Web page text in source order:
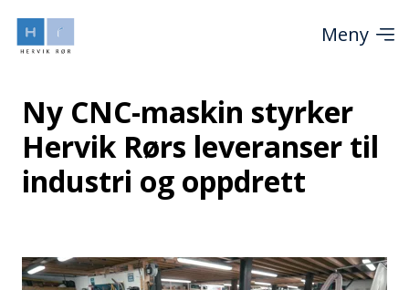
Meny
Ny CNC-maskin styrker
Hervik Rørs leveranser til
industri og oppdrett